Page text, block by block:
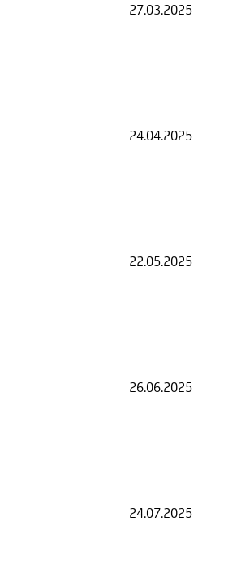
27.03.2025
24.04.2025
22.05.2025
26.06.2025
24.07.2025